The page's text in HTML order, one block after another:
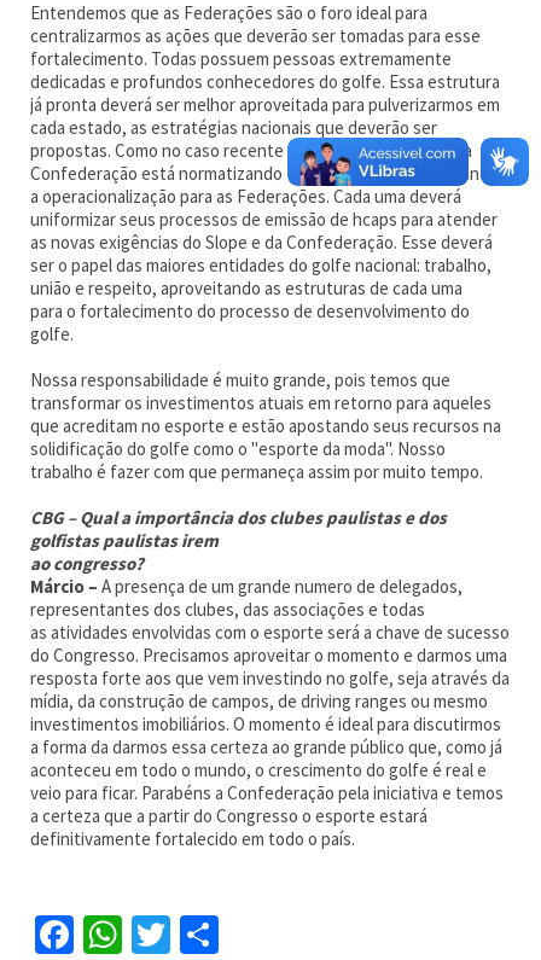
Entendemos que as Federações são o foro ideal para
centralizarmos as ações que deverão ser tomadas para esse
fortalecimento. Todas possuem pessoas extremamente
dedicadas e profundos conhecedores do golfe. Essa estrutura
já pronta deverá ser melhor aproveitada para pulverizarmos em
cada estado, as estratégias nacionais que deverão ser
propostas. Como no caso recente do Slope System, onde a
Confederação está normatizando todo o processo e passando
a operacionalização para as Federações. Cada uma deverá
uniformizar seus processos de emissão de hcaps para atender
as novas exigências do Slope e da Confederação. Esse deverá
ser o papel das maiores entidades do golfe nacional: trabalho,
união e respeito, aproveitando as estruturas de cada uma
para o fortalecimento do processo de desenvolvimento do
golfe.
Nossa responsabilidade é muito grande, pois temos que
transformar os investimentos atuais em retorno para aqueles
que acreditam no esporte e estão apostando seus recursos na
solidificação do golfe como o "esporte da moda". Nosso
trabalho é fazer com que permaneça assim por muito tempo.
CBG – Qual a importância dos clubes paulistas e dos
golfistas paulistas irem
ao congresso?
Márcio –A presença de um grande numero de delegados,
representantes dos clubes, das associações e todas
as atividades envolvidas com o esporte será a chave de sucesso
do Congresso. Precisamos aproveitar o momento e darmos uma
resposta forte aos que vem investindo no golfe, seja através da
mídia, da construção de campos, de driving ranges ou mesmo
investimentos imobiliários. O momento é ideal para discutirmos
a forma da darmos essa certeza ao grande público que, como já
aconteceu em todo o mundo, o crescimento do golfe é real e
veio para ficar. Parabéns a Confederação pela iniciativa e temos
a certeza que a partir do Congresso o esporte estará
definitivamente fortalecido em todo o país.
Facebook
WhatsApp
Twitter